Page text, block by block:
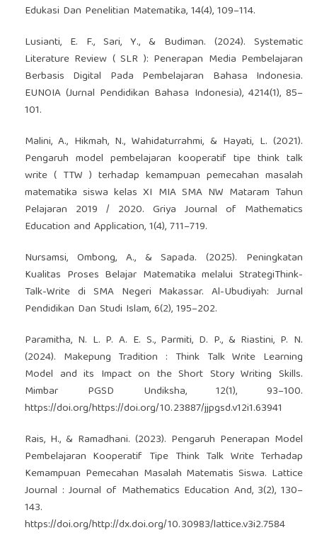
Edukasi Dan Penelitian Matematika, 14(4), 109–114.
Lusianti, E. F., Sari, Y., & Budiman. (2024). Systematic
Literature Review ( SLR ): Penerapan Media Pembelajaran
Berbasis Digital Pada Pembelajaran Bahasa Indonesia.
EUNOIA (Jurnal Pendidikan Bahasa Indonesia), 4214(1), 85–
101.
Malini, A., Hikmah, N., Wahidaturrahmi, & Hayati, L. (2021).
Pengaruh model pembelajaran kooperatif tipe think talk
write ( TTW ) terhadap kemampuan pemecahan masalah
matematika siswa kelas XI MIA SMA NW Mataram Tahun
Pelajaran 2019 / 2020. Griya Journal of Mathematics
Education and Application, 1(4), 711–719.
Nursamsi, Ombong, A., & Sapada. (2025). Peningkatan
Kualitas Proses Belajar Matematika melalui StrategiThink-
Talk-Write di SMA Negeri Makassar. Al-Ubudiyah: Jurnal
Pendidikan Dan Studi Islam, 6(2), 195–202.
Paramitha, N. L. P. A. E. S., Parmiti, D. P., & Riastini, P. N.
(2024). Makepung Tradition : Think Talk Write Learning
Model and its Impact on the Short Story Writing Skills.
Mimbar PGSD Undiksha, 12(1), 93–100.
https://doi.org/https://doi.org/10.23887/jjpgsd.v12i1.63941
Rais, H., & Ramadhani. (2023). Pengaruh Penerapan Model
Pembelajaran Kooperatif Tipe Think Talk Write Terhadap
Kemampuan Pemecahan Masalah Matematis Siswa. Lattice
Journal : Journal of Mathematics Education And, 3(2), 130–
143.
https://doi.org/http://dx.doi.org/10.30983/lattice.v3i2.7584